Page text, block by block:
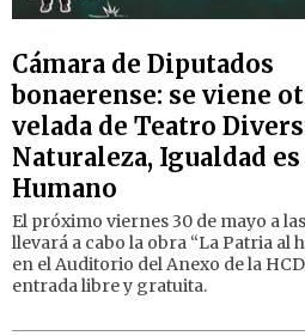
Cámara de Diputados
bonaerense: se viene
velada de Teatro
Naturaleza, Igualdad
Humano
El próximo viernes 30 de mayo a las
llevará a cabo la obra “La Patria al
en el Auditorio del Anexo de la
entrada libre y gratuita.